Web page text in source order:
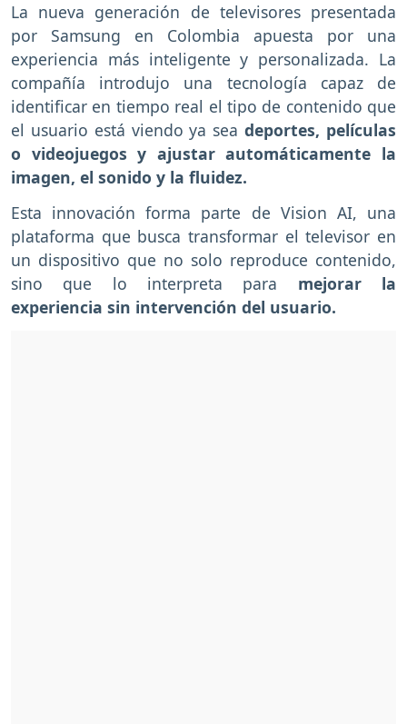
La nueva generación de televisores presentada
por Samsung en Colombia apuesta por una
experiencia más inteligente y personalizada. La
compañía introdujo una tecnología capaz de
identificar en tiempo real el tipo de contenido que
el usuario está viendo ya seadeportes, películas
o videojuegos y ajustar automáticamente la
imagen, el sonido y la fluidez.
Esta innovación forma parte de Vision AI, una
plataforma que busca transformar el televisor en
un dispositivo que no solo reproduce contenido,
sino que lo interpreta para mejorar la
experiencia sin intervención del usuario.